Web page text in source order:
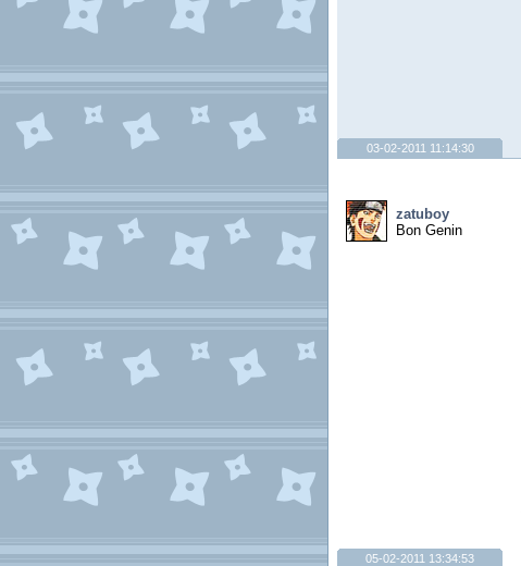
03-02-2011 11:14:30
zatuboy
Bon Genin
05-02-2011 13:34:53